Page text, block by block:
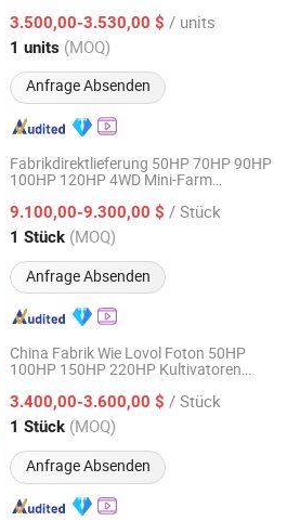
Landwirtschaftstraktor
3.500,00-3.530,00 $ / units
1 units (MOQ)
Anfrage Absenden
Seit 2026
Fabrikdirektlieferung 50HP 70HP 90HP
100HP 120HP 4WD Mini-Farm
9.100,00-9.300,00 $ / Stück
1 Stück (MOQ)
Anfrage Absenden
Manufacturing Co., Ltd.
Seit 2025
China Fabrik Wie Lovol Foton 50HP
100HP 150HP 220HP Kultivatoren
Landwirtschaftsmaschine
Landwirtschaftliche Ausrüstung
Kompakttraktor
3.400,00-3.600,00 $ / Stück
1 Stück (MOQ)
Anfrage Absenden
(Qingdao) Co., LTD
Seit 2023